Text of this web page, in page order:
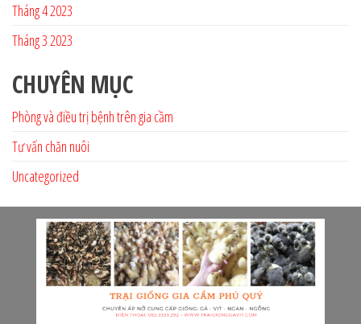
Tháng 4 2023
Tháng 3 2023
CHUYÊN MỤC
Phòng và điều trị bệnh trên gia cầm
Tư vấn chăn nuôi
Uncategorized